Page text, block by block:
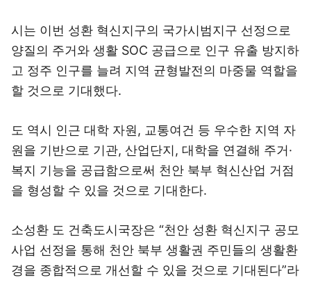
시는 이번 성환 혁신지구의 국가시범지구 선정으로
양질의 주거와 생활 SOC 공급으로 인구 유출 방지하
고 정주 인구를 늘려 지역 균형발전의 마중물 역할을
할 것으로 기대했다.
도 역시 인근 대학 자원, 교통여건 등 우수한 지역 자
원을 기반으로 기관, 산업단지, 대학을 연결해 주거·
복지 기능을 공급함으로써 천안 북부 혁신산업 거점
을 형성할 수 있을 것으로 기대한다.
소성환 도 건축도시국장은 “천안 성환 혁신지구 공모
사업 선정을 통해 천안 북부 생활권 주민들의 생활환
경을 종합적으로 개선할 수 있을 것으로 기대된다”라